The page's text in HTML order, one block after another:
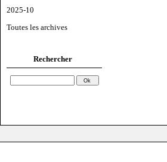
2025-10
Toutes les archives
Rechercher